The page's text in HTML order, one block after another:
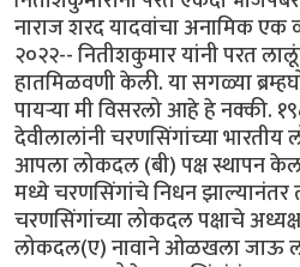
नाराज शरद यादवांचा अनामिक एक
२०२२-- नितीशकुमार यांनी परत
हातमिळवणी केली. या सगळ्या
पायऱ्या मी विसरलो आहे हे नक्की.
देवीलालांनी चरणसिंगांच्या
आपला लोकदल (बी) पक्ष स्थापन
मध्ये चरणसिंगांचे निधन झाल्यानंतर
चरणसिंगांच्या लोकदल पक्षाचे
लोकदल(ए) नावाने ओळखला जाऊ